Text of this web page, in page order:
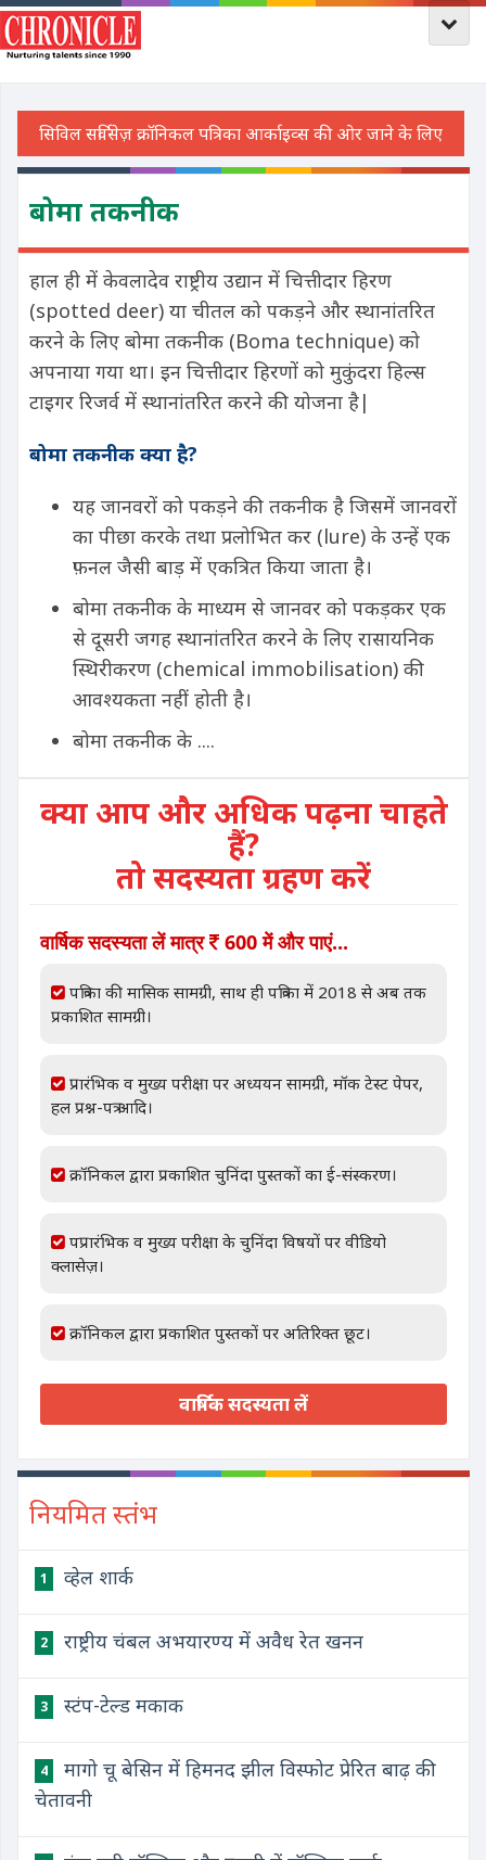
बोमा तकनीक
हाल ही में केवलादेव राष्ट्रीय उद्यान में चित्तीदार हिरण
(spotted deer) या चीतल को पकड़ने और स्थानांतरित
करने के लिए बोमा तकनीक (Boma technique) को
अपनाया गया था। इन चित्तीदार हिरणों को मुकुंदरा हिल्स
टाइगर रिजर्व में स्थानांतरित करने की योजना है|
बोमा तकनीक क्या है?
यह जानवरों को पकड़ने की तकनीक है जिसमें जानवरों
का पीछा करके तथा प्रलोभित कर (lure) के उन्हें एक
फ़नल जैसी बाड़ में एकत्रित किया जाता है।
बोमा तकनीक के माध्यम से जानवर को पकड़कर एक
से दूसरी जगह स्थानांतरित करने के लिए रासायनिक
स्थिरीकरण (chemical immobilisation) की
आवश्यकता नहीं होती है।
बोमा तकनीक के ....
क्या आप और अधिक पढ़ना चाहते
हैं?
तो सदस्यता ग्रहण करें
वार्षिक सदस्यता लें मात्र 600 में और पाएं...
पत्रिका की मासिक सामग्री, साथ ही पत्रिका में 2018 से अब तक
प्रकाशित सामग्री।
प्रारंभिक व मुख्य परीक्षा पर अध्ययन सामग्री, मॉक टेस्ट पेपर,
हल प्रश्न-पत्र आदि।
क्रॉनिकल द्वारा प्रकाशित चुनिंदा पुस्तकों का ई-संस्करण।
पप्रारंभिक व मुख्य परीक्षा के चुनिंदा विषयों पर वीडियो
क्लासेज़।
क्रॉनिकल द्वारा प्रकाशित पुस्तकों पर अतिरिक्त छूट।
वार्षिक सदस्यता लें
नियमित स्तंभ
1 व्हेल शार्क
2 राष्ट्रीय चंबल अभयारण्य में अवैध रेत खनन
3 स्टंप-टेल्ड मकाक
4
मागो चू बेसिन में हिमनद झील विस्फोट प्रेरित बाढ़ की
चेतावनी